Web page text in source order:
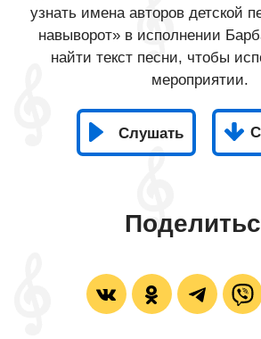
узнать имена авторов детской
навыворот» в исполнении
найти текст песни, чтобы
мероприятии.
Слушать